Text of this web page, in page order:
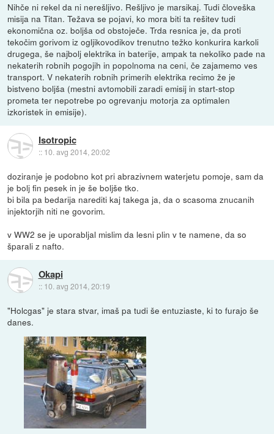
Nihče ni rekel da ni nerešljivo. Rešljivo je marsikaj. Tudi človeška
misija na Titan. Težava se pojavi, ko mora biti ta rešitev tudi
ekonomična oz. boljša od obstoječe. Trda resnica je, da proti
tekočim gorivom iz ogljikovodikov trenutno težko konkurira karkoli
drugega, še najbolj elektrika in baterije, ampak ta nekoliko pade na
nekaterih robnih pogojih in popolnoma na ceni, če zajamemo ves
transport. V nekaterih robnih primerih elektrika recimo že je
bistveno boljša (mestni avtomobili zaradi emisij in start-stop
prometa ter nepotrebe po ogrevanju motorja za optimalen
izkoristek in emisije).
Isotropic
:: 10. avg 2014, 20:02
doziranje je podobno kot pri abrazivnem waterjetu pomoje, sam da
je bolj fin pesek in je še boljše tko.
bi bila pa bedarija narediti kaj takega ja, da o scasoma znucanih
injektorjih niti ne govorim.
v WW2 se je uporabljal mislim da lesni plin v te namene, da so
šparali z nafto.
Okapi
:: 10. avg 2014, 20:19
"Holcgas" je stara stvar, imaš pa tudi še entuziaste, ki to furajo še
danes.